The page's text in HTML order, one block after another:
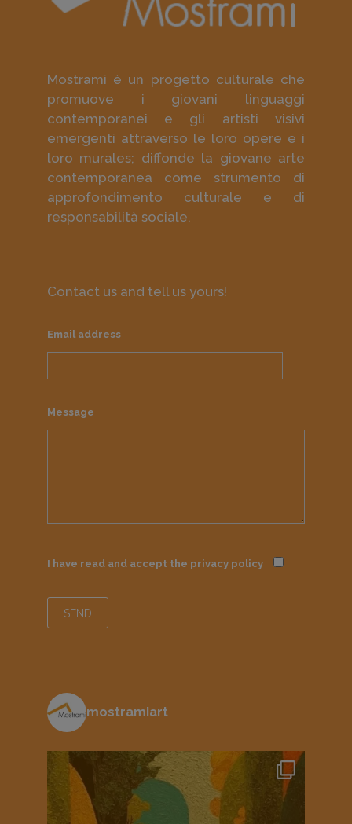
Mostrami è un progetto culturale che
promuove i giovani linguaggi
contemporanei e gli artisti visivi
emergenti attraverso le loro opere e i
loro murales; diffonde la giovane arte
contemporanea come strumento di
approfondimento culturale e di
responsabilità sociale.
Contact us and tell us yours!
Email address
Message
I have read and accept the privacy policy
mostramiart